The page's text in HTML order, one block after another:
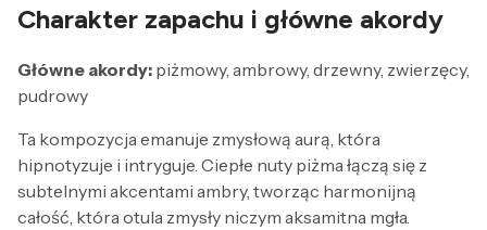
Charakter zapachu i główne akordy
Główne akordy: piżmowy, ambrowy, drzewny, zwierzęcy,
pudrowy
Ta kompozycja emanuje zmysłową aurą, która
hipnotyzuje i intryguje. Ciepłe nuty piżma łączą się z
subtelnymi akcentami ambry, tworząc harmonijną
całość, która otula zmysły niczym aksamitna mgła.